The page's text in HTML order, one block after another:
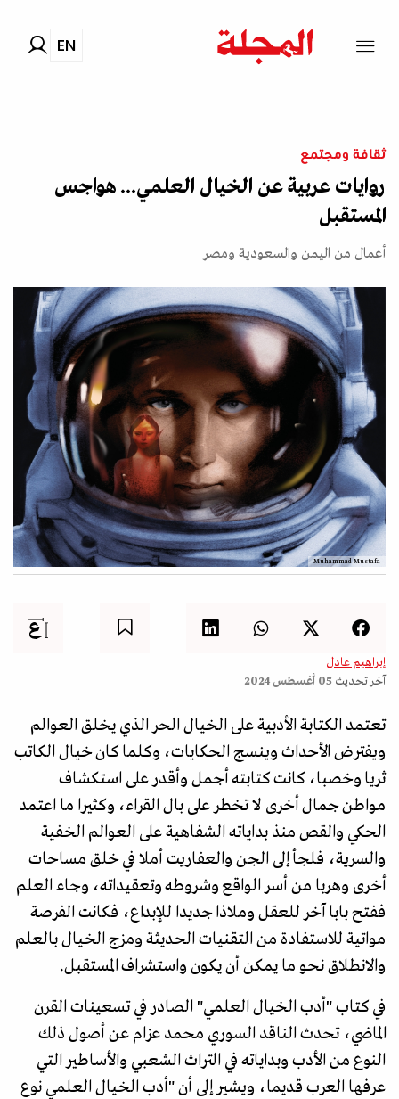
EN
ثقافة ومجتمع
روايات عربية عن الخيال العلمي... هواجس
المستقبل
أعمال من اليمن والسعودية ومصر
Muhammad Mustafa
إبراهيم عادل
آخر تحديث 05 أغسطس 2024
تعتمد الكتابة الأدبية على الخيال الحر الذي يخلق العوالم
ويفترض الأحداث وينسج الحكايات، وكلما كان خيال الكاتب
ثريا وخصبا، كانت كتابته أجمل وأقدر على استكشاف
مواطن جمال أخرى لا تخطر على بال القراء، وكثيرا ما اعتمد
الحكي والقص منذ بداياته الشفاهية على العوالم الخفية
والسرية، فلجأ إلى الجن والعفاريت أملا في خلق مساحات
أخرى وهربا من أسر الواقع وشروطه وتعقيداته، وجاء العلم
ففتح بابا آخر للعقل وملاذا جديدا للإبداع، فكانت الفرصة
مواتية للاستفادة من التقنيات الحديثة ومزج الخيال بالعلم
والانطلاق نحو ما يمكن أن يكون واستشراف المستقبل.
في كتاب "أدب الخيال العلمي" الصادر في تسعينات القرن
الماضي، تحدث الناقد السوري محمد عزام عن أصول ذلك
النوع من الأدب وبداياته في التراث الشعبي والأساطير التي
عرفها العرب قديما، ويشير إلى أن "أدب الخيال العلمي نوع